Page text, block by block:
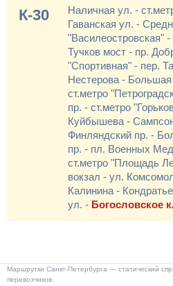
К-30
Наличная ул. -
Гаванская ул. -
"Василеостровская"
Тучков мост - пр.
"Спортивная" - пер.
Нестерова -
ст.метро
пр. - ст.метро
Куйбышева -
Финляндский пр. -
пр. - пл. Военных
ст.метро "Площадь
вокзал - ул.
Калинина -
ул. - Богословское
Маршрутки Санкт-Петербурга — статический
перевозчиков.